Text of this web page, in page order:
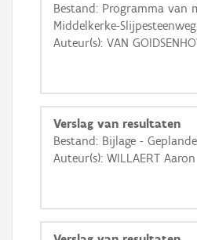
+ −
Basis Lagen
Ortho
Bestand: Programma van
Middelkerke-
Auteur(s): VAN
Verslag van resultaten
Bestand: Bijlage -
Auteur(s): WILLAERT Aaron